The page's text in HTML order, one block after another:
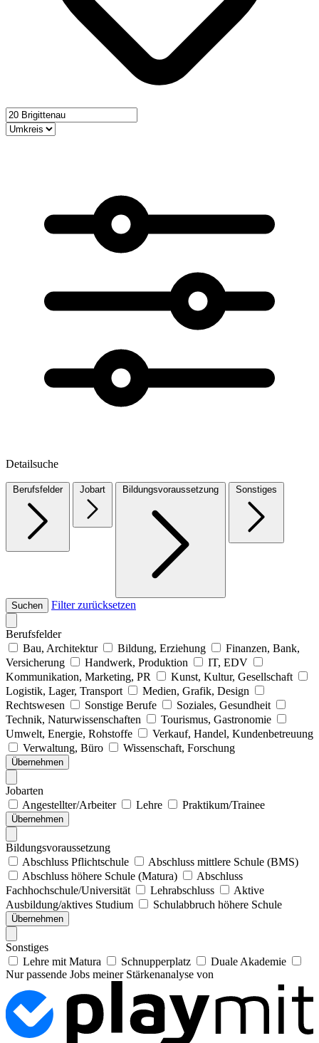
Detailsuche
Berufsfelder Jobart Bildungsvoraussetzung Sonstiges
Suchen Filter zurücksetzen
Berufsfelder
Bau, Architektur
Bildung, Erziehung
Finanzen, Bank,
Versicherung
Handwerk, Produktion
IT, EDV
Kommunikation, Marketing, PR
Kunst, Kultur, Gesellschaft
Logistik, Lager, Transport
Medien, Grafik, Design
Rechtswesen
Sonstige Berufe
Soziales, Gesundheit
Technik, Naturwissenschaften
Tourismus, Gastronomie
Umwelt, Energie, Rohstoffe
Verkauf, Handel, Kundenbetreuung
Verwaltung, Büro
Wissenschaft, Forschung
Übernehmen
Jobarten
Angestellter/Arbeiter
Lehre Praktikum/Trainee
Übernehmen
Bildungsvoraussetzung
Abschluss Pflichtschule
Abschluss mittlere Schule (BMS)
Abschluss höhere Schule (Matura)
Abschluss
Fachhochschule/Universität
Lehrabschluss
Aktive
Ausbildung/aktives Studium
Schulabbruch höhere Schule
Übernehmen
Sonstiges
Lehre mit Matura
Schnupperplatz
Duale Akademie
Nur passende Jobs meiner Stärkenanalyse von